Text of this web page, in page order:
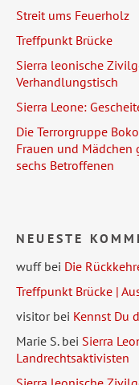
Streit ums Feuerholz
Treffpunkt Brücke
Sierra leonische
Verhandlungstisch
Sierra Leone:
Die Terrorgruppe
Frauen und Mädchen
sechs Betroffenen
NEUESTE
wuffbei Die
Treffpunkt Brücke |
visitorbei Kennst Du
Marie S.bei Sierra
Landrechtsaktivisten